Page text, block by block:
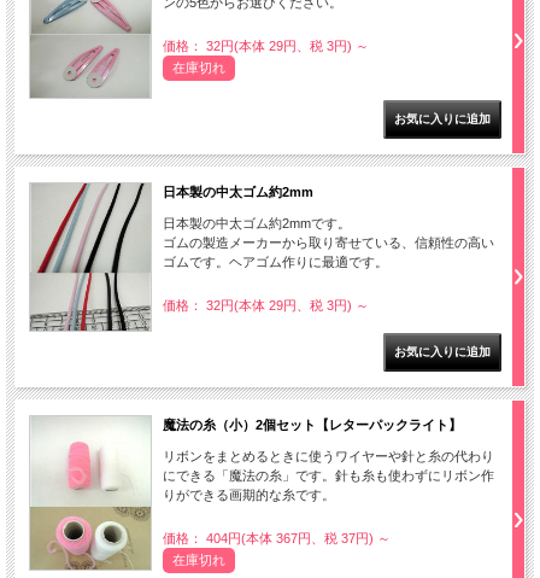
ンの5色からお選びください。
価格： 32円(本体 29円、税 3円) ～
在庫切れ
日本製の中太ゴム約2mm
日本製の中太ゴム約2mmです。
ゴムの製造メーカーから取り寄せている、信頼性の高い
ゴムです。ヘアゴム作りに最適です。
価格： 32円(本体 29円、税 3円) ～
魔法の糸（小）2個セット【レターパックライト】
リボンをまとめるときに使うワイヤーや針と糸の代わり
にできる「魔法の糸」です。針も糸も使わずにリボン作
りができる画期的な糸です。
価格： 404円(本体 367円、税 37円) ～
在庫切れ